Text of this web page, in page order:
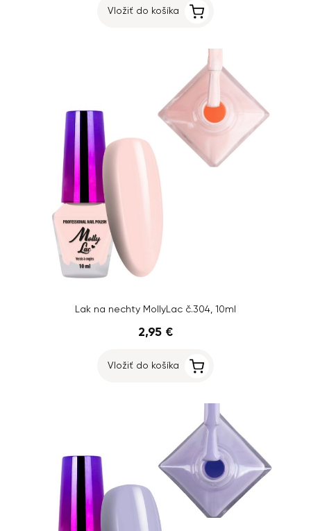
Vložiť do košíka
Lak na nechty MollyLac č.304, 10ml
2,95 €
Vložiť do košíka